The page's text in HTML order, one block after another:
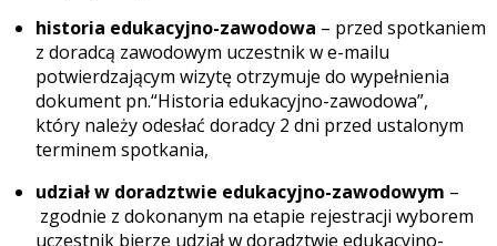
historia edukacyjno-zawodowa – przed spotkaniem
z doradcą zawodowym uczestnik w e-mailu
potwierdzającym wizytę otrzymuje do wypełnienia
dokument pn.“Historia edukacyjno-zawodowa”,
który należy odesłać doradcy 2 dni przed ustalonym
terminem spotkania,
udział w doradztwie edukacyjno-zawodowym –
zgodnie z dokonanym na etapie rejestracji wyborem
uczestnik bierze udział w doradztwie edukacyjno-